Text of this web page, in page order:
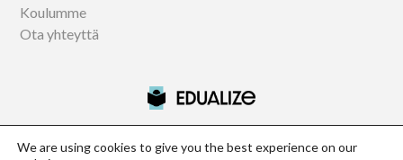
Koulumme
Ota yhteyttä
We are using cookies to give you the best experience on our